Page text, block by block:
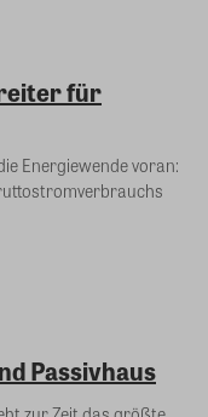
für
Energiewende voran:
Passivhaus